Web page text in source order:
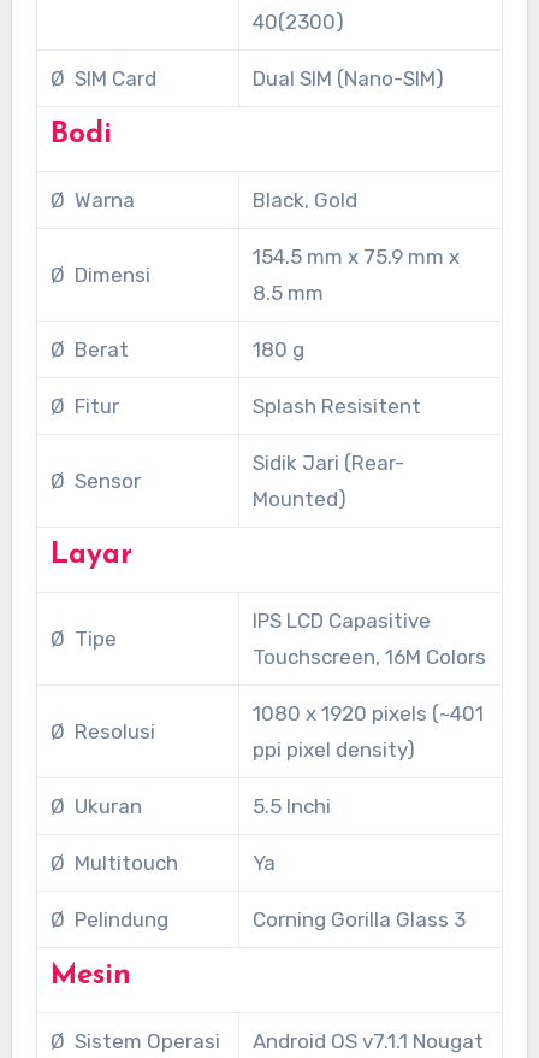
40(2300)
Ø SIM Card Dual SIM (Nano-SIM)
Bodi
Ø Warna Black, Gold
Ø Dimensi
154.5 mm x 75.9 mm x
8.5 mm
Ø Berat 180 g
Ø Fitur Splash Resisitent
Ø Sensor
Sidik Jari (Rear-
Mounted)
Layar
Ø Tipe
IPS LCD Capasitive
Touchscreen, 16M Colors
Ø Resolusi
1080 x 1920 pixels (~401
ppi pixel density)
Ø Ukuran 5.5 Inchi
Ø Multitouch Ya
Ø Pelindung Corning Gorilla Glass 3
Mesin
Ø Sistem Operasi Android OS v7.1.1 Nougat